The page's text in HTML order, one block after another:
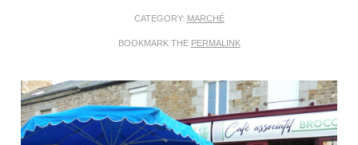
CATEGORY: MARCHÉ
BOOKMARK THE PERMALINK